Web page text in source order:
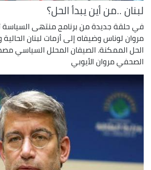
لبنان ..من أين يبدأ الحل؟
في حلقة جديدة من برنامج منتهى السياسة
مروان لوناس وضيفاه إلى أزمات لبنان
الحل الممكنة. الصيفان المحلل السياسي
الصحفي مروان الأيوبي